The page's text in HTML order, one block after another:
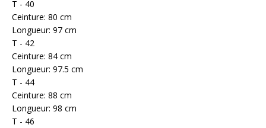
T - 40
Ceinture: 80 cm
Longueur: 97 cm
T - 42
Ceinture: 84 cm
Longueur: 97.5 cm
T - 44
Ceinture: 88 cm
Longueur: 98 cm
T - 46